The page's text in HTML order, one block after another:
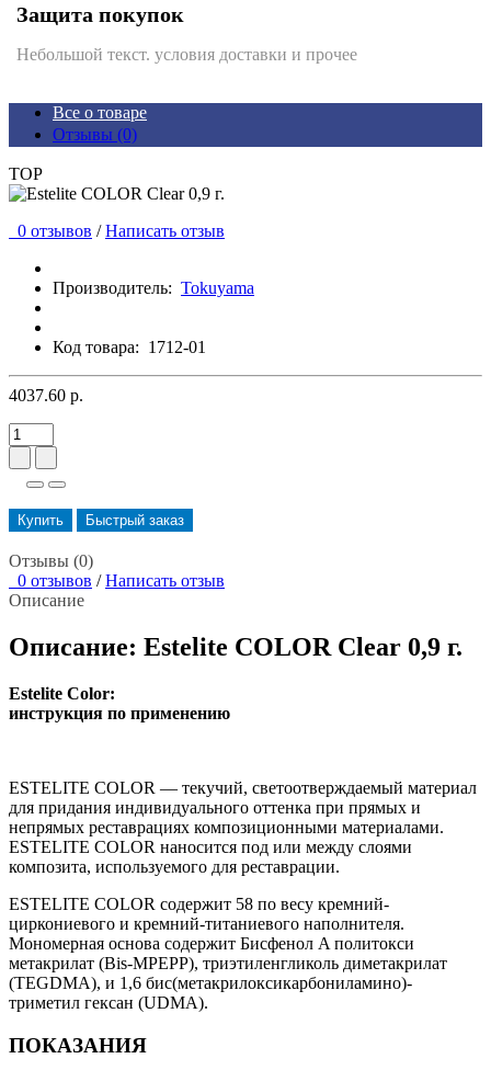
Защита покупок
Небольшой текст. условия доставки и прочее
Все о товаре
Отзывы (0)
TOP
0 отзывов / Написать отзыв
Производитель: Tokuyama
Код товара: 1712-01
4037.60 р.
Купить Быстрый заказ
Отзывы (0)
0 отзывов / Написать отзыв
Описание
Описание: Estelite COLOR Clear 0,9 г.
Estelite Color:
инструкция по применению
ESTELITE COLOR — текучий, светоотверждаемый материал
для придания индивидуального оттенка при прямых и
непрямых реставрациях композиционными материалами.
ESTELITE COLOR наносится под или между слоями
композита, используемого для реставрации.
ESTELITE COLOR содержит 58 по весу кремний-
циркониевого и кремний-титаниевого наполнителя.
Мономерная основа содержит Бисфенол A политокси
метакрилат (Bis-MPEPP), триэтиленгликоль диметакрилат
(TEGDMA), и 1,6 бис(метакрилоксикарбониламино)-
триметил гексан (UDMA).
ПОКАЗАНИЯ